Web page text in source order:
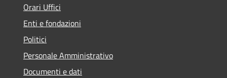
Orari Uffici
Enti e fondazioni
Politici
Personale Amministrativo
Documenti e dati